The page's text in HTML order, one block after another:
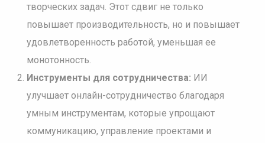
творческих задач. Этот сдвиг не только
повышает производительность, но и повышает
удовлетворенность работой, уменьшая ее
монотонность.
Инструменты для сотрудничества: ИИ
улучшает онлайн-сотрудничество благодаря
умным инструментам, которые упрощают
коммуникацию, управление проектами и